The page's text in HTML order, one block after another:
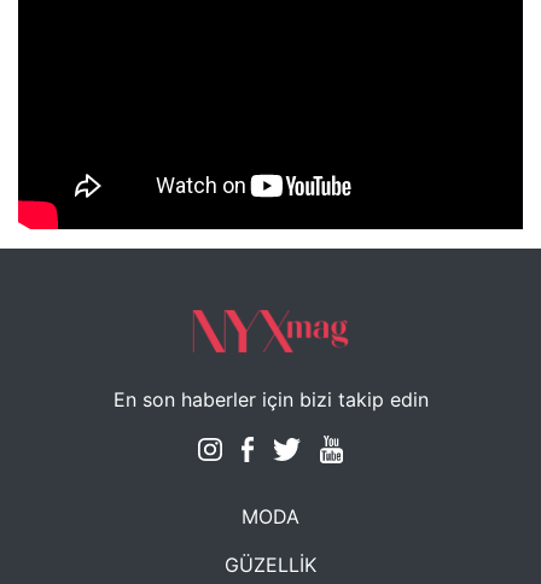
NYXmag 2. Yaş Kutlama Etkinliği
En son haberler için bizi takip edin
MODA
GÜZELLİK